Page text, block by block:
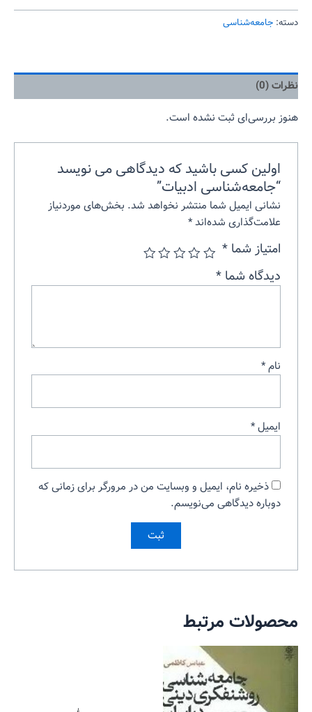
دسته: جامعه‌شناسی
نظرات (0)
هنوز بررسی‌ای ثبت نشده است.
اولین کسی باشید که دیدگاهی می نویسد
“جامعه‌شناسی ادبیات”
نشانی ایمیل شما منتشر نخواهد شد. بخش‌های موردنیاز
علامت‌گذاری شده‌اند*
امتیاز شما*
دیدگاه شما*
نام*
ایمیل*
ذخیره نام، ایمیل و وبسایت من در مرورگر برای زمانی که
دوباره دیدگاهی می‌نویسم.
محصولات مرتبط